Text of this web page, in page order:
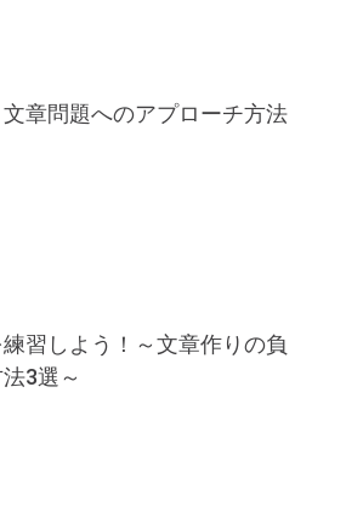
章問題へのアプローチ方法
習しよう！～文章作りの負
3選～